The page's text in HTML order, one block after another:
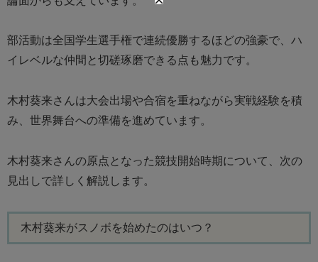
部活動は全国学生選手権で連続優勝するほどの強豪で、ハ
イレベルな仲間と切磋琢磨できる点も魅力です。
木村葵来さんは大会出場や合宿を重ねながら実戦経験を積
み、世界舞台への準備を進めています。
木村葵来さんの原点となった競技開始時期について、次の
見出しで詳しく解説します。
木村葵来がスノボを始めたのはいつ？